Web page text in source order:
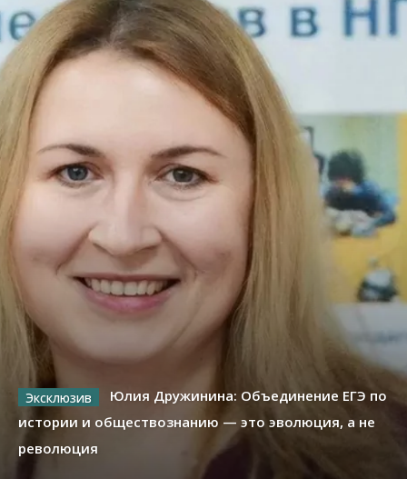
Юлия Дружинина: Объединение ЕГЭ по
истории и обществознанию — это эволюция, а не
революция